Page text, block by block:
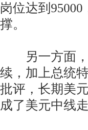
岗位达到
撑。
另一方面，
续，加上总统
批评，长期美
成了美元中线